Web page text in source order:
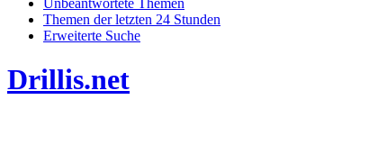
Unbeantwortete Themen
Themen der letzten 24 Stunden
Erweiterte Suche
Drillis.net